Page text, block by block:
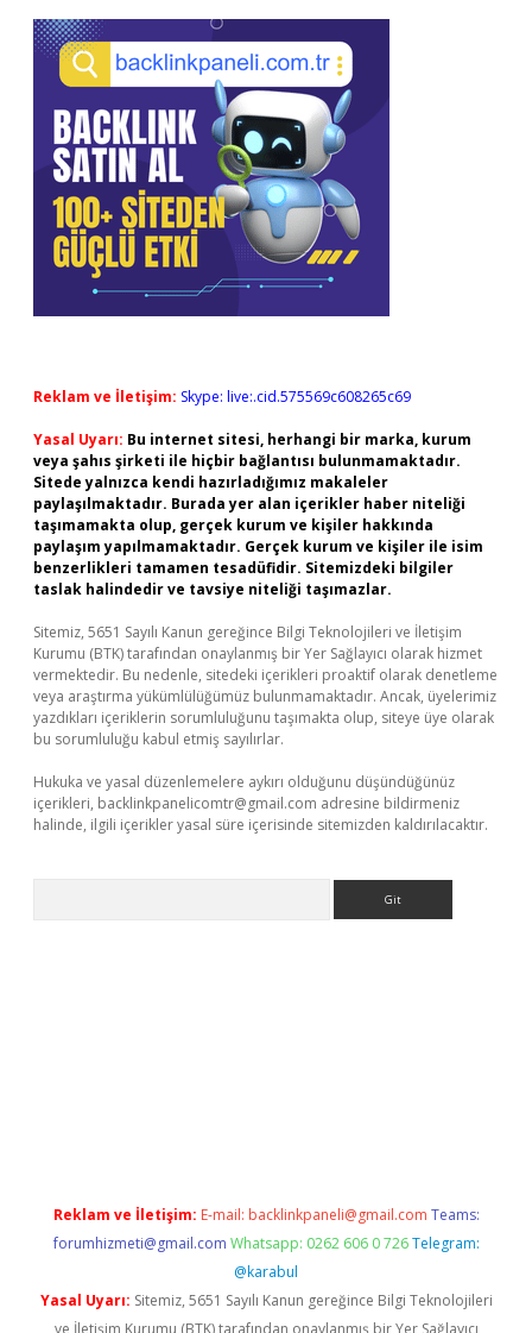
Reklam ve İletişim: Skype: live:.cid.575569c608265c69
Yasal Uyarı: Bu internet sitesi, herhangi bir marka, kurum
veya şahıs şirketi ile hiçbir bağlantısı bulunmamaktadır.
Sitede yalnızca kendi hazırladığımız makaleler
paylaşılmaktadır. Burada yer alan içerikler haber niteliği
taşımamakta olup, gerçek kurum ve kişiler hakkında
paylaşım yapılmamaktadır. Gerçek kurum ve kişiler ile isim
benzerlikleri tamamen tesadüfidir. Sitemizdeki bilgiler
taslak halindedir ve tavsiye niteliği taşımazlar.
Sitemiz, 5651 Sayılı Kanun gereğince Bilgi Teknolojileri ve İletişim
Kurumu (BTK) tarafından onaylanmış bir Yer Sağlayıcı olarak hizmet
vermektedir. Bu nedenle, sitedeki içerikleri proaktif olarak denetleme
veya araştırma yükümlülüğümüz bulunmamaktadır. Ancak, üyelerimiz
yazdıkları içeriklerin sorumluluğunu taşımakta olup, siteye üye olarak
bu sorumluluğu kabul etmiş sayılırlar.
Hukuka ve yasal düzenlemelere aykırı olduğunu düşündüğünüz
içerikleri, backlinkpanelicomtr@gmail.com adresine bildirmeniz
halinde, ilgili içerikler yasal süre içerisinde sitemizden kaldırılacaktır.
Reklam ve İletişim: E-mail: backlinkpaneli@gmail.com Teams:
forumhizmeti@gmail.com Whatsapp: 0262 606 0 726 Telegram:
@karabul
Yasal Uyarı: Sitemiz, 5651 Sayılı Kanun gereğince Bilgi Teknolojileri
ve İletişim Kurumu (BTK) tarafından onaylanmış bir Yer Sağlayıcı